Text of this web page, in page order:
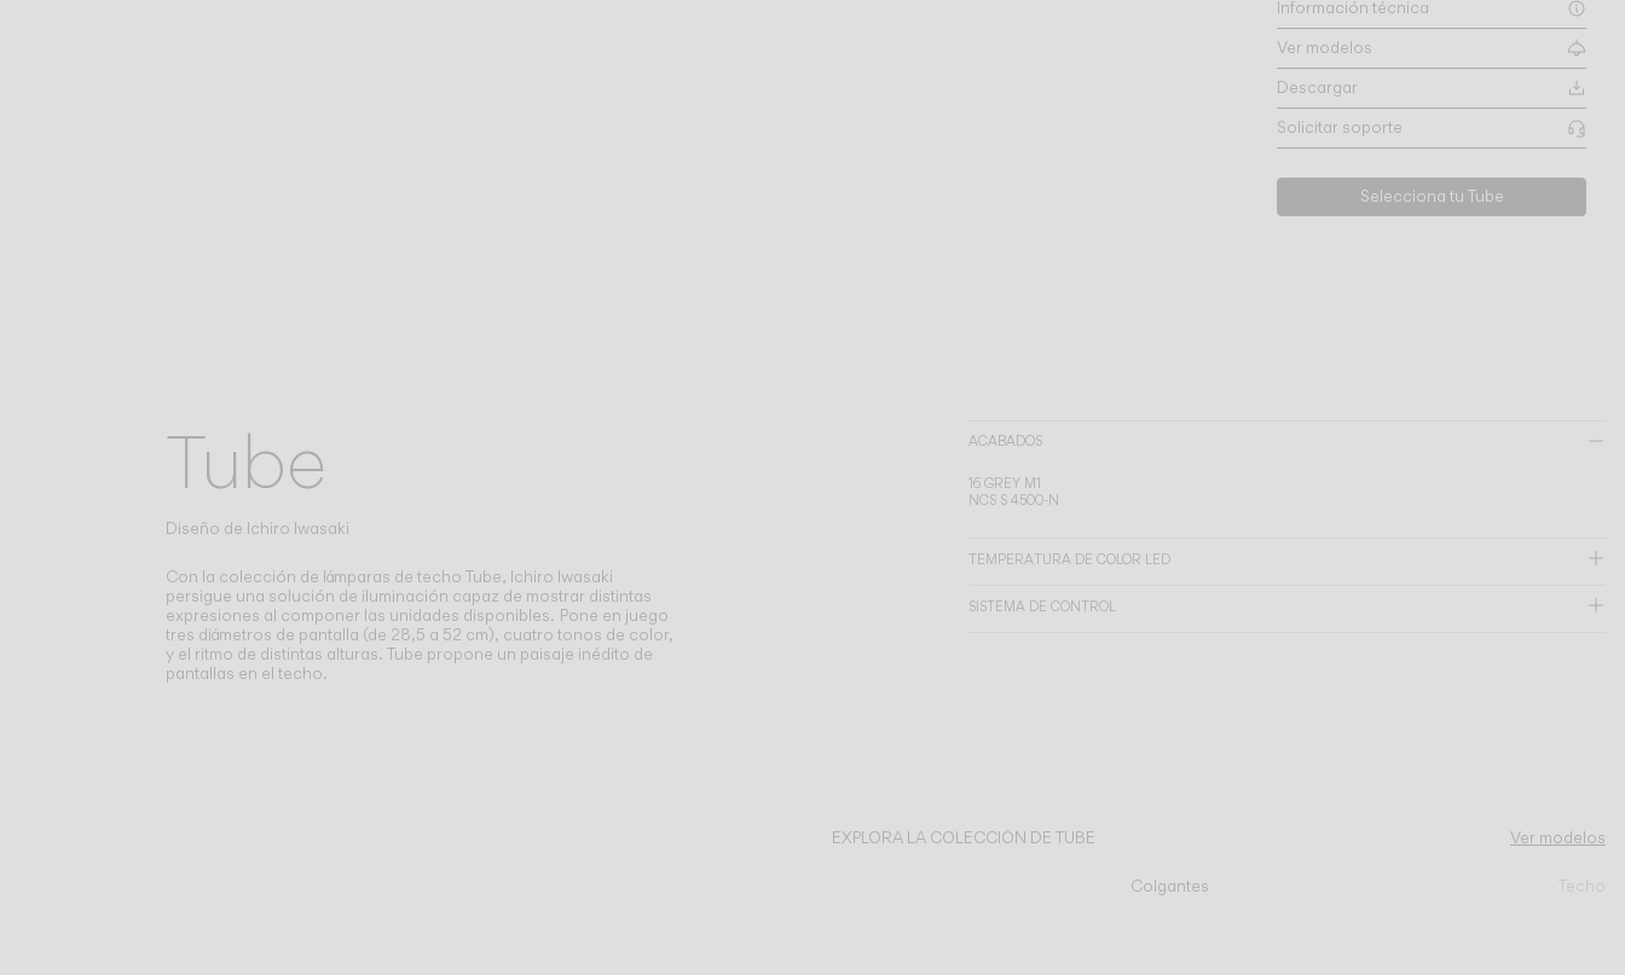
Información técnica
Ver modelos
Descargar
Solicitar soporte
Selecciona tu Tube
Tube
Diseño de Ichiro Iwasaki
Con la colección de lámparas de techo Tube, Ichiro Iwasaki
persigue una solución de iluminación capaz de mostrar distintas
expresiones al componer las unidades disponibles. Pone en juego
tres diámetros de pantalla (de 28,5 a 52 cm), cuatro tonos de color,
y el ritmo de distintas alturas. Tube propone un paisaje inédito de
pantallas en el techo.
ACABADOS
16 GREY M1
NCS S 4500-N
TEMPERATURA DE COLOR LED
SISTEMA DE CONTROL
EXPLORA LA COLECCIÓN DE TUBE Ver modelos
Colgantes Techo